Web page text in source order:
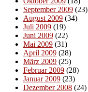
September 2009 (23)
August 2009 (34)
Juli 2009 (19)
Juni 2009 (22)
Mai 2009 (31)
April 2009 (28)
März 2009 (25)
Februar 2009 (28)
Januar 2009 (23)
Dezember 2008 (24)